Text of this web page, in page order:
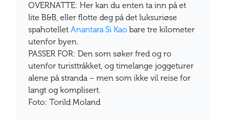
OVERNATTE: Her kan du enten ta inn på et
lite B&B, eller flotte deg på det luksuriøse
spahotellet Anantara Si Kao bare tre kilometer
utenfor byen.
PASSER FOR: Den som søker fred og ro
utenfor turisttråkket, og timelange joggeturer
alene på stranda – men som ikke vil reise for
langt og komplisert.
Foto: Torild Moland